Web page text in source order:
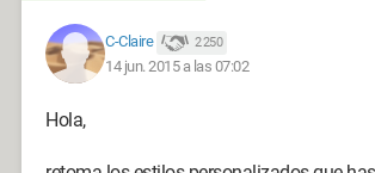
C-Claire 2 250
14 jun. 2015 a las 07:02
Hola,